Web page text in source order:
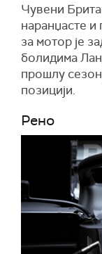
Чувени
наранџасте
за мотор је
болидима
прошлу
позицији.
Рено